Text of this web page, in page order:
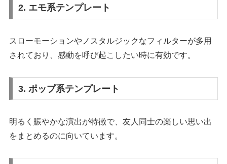
2. エモ系テンプレート
スローモーションやノスタルジックなフィルターが多用
されており、感動を呼び起こしたい時に有効です。
3. ポップ系テンプレート
明るく賑やかな演出が特徴で、友人同士の楽しい思い出
をまとめるのに向いています。